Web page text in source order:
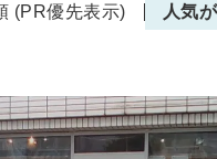
(PR優先表示) 人気